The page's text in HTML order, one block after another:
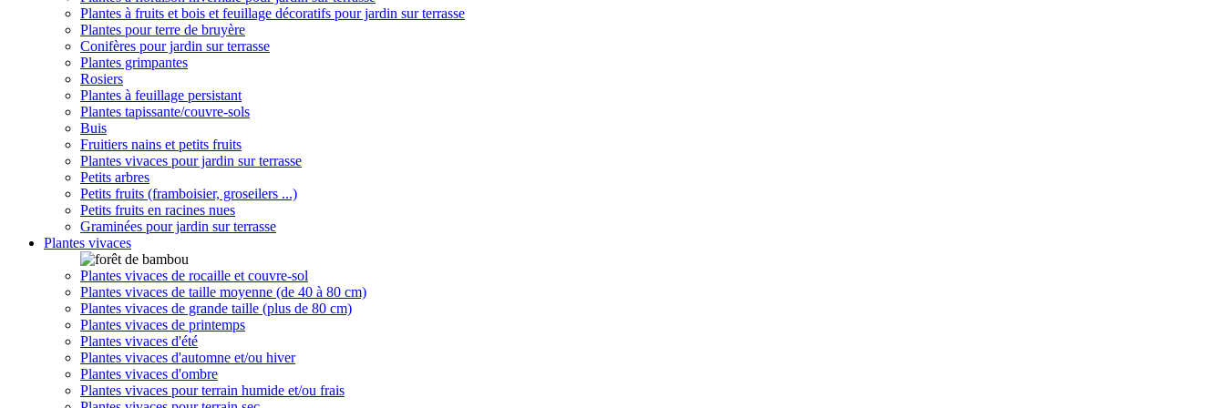
Plantes à fruits et bois et feuillage décoratifs pour jardin sur terrasse
Plantes pour terre de bruyère
Conifères pour jardin sur terrasse
Plantes grimpantes
Rosiers
Plantes à feuillage persistant
Plantes tapissante/couvre-sols
Buis
Fruitiers nains et petits fruits
Plantes vivaces pour jardin sur terrasse
Petits arbres
Petits fruits (framboisier, groseilers ...)
Petits fruits en racines nues
Graminées pour jardin sur terrasse
Plantes vivaces
Plantes vivaces de rocaille et couvre-sol
Plantes vivaces de taille moyenne (de 40 à 80 cm)
Plantes vivaces de grande taille (plus de 80 cm)
Plantes vivaces de printemps
Plantes vivaces d'été
Plantes vivaces d'automne et/ou hiver
Plantes vivaces d'ombre
Plantes vivaces pour terrain humide et/ou frais